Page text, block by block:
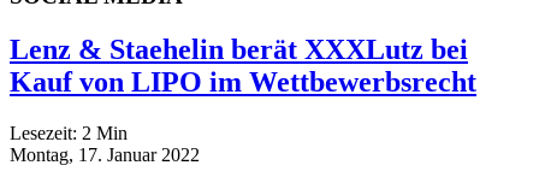
Lenz & Staehelin berät XXXLutz bei
Kauf von LIPO im Wettbewerbsrecht
Lesezeit: 2 Min
Montag, 17. Januar 2022